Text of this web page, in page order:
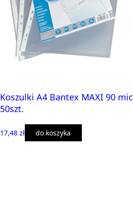
Koszulki A4 Bantex MAXI 90 mic
50szt.
17,48 zł do koszyka